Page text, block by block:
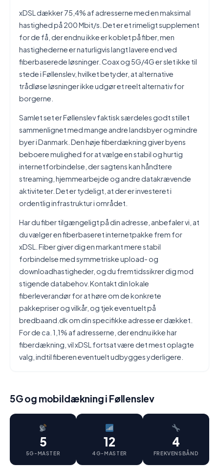
xDSL dækker 75,4% af adresserne med en maksimal
hastighed på 200 Mbit/s. Det er et rimeligt supplement
for de få, der endnu ikke er koblet på fiber, men
hastighederne er naturligvis langt lavere end ved
fiberbaserede løsninger. Coax og 5G/4G er slet ikke til
stede i Føllenslev, hvilket betyder, at alternative
trådløse løsninger ikke udgør et reelt alternativ for
borgerne.
Samlet set er Føllenslev faktisk særdeles godt stillet
sammenlignet med mange andre landsbyer og mindre
byer i Danmark. Den høje fiberdækning giver byens
beboere mulighed for at vælge en stabil og hurtig
internetforbindelse, der sagtens kan håndtere
streaming, hjemmearbejde og andre datakrævende
aktiviteter. Det er tydeligt, at der er investeret i
ordentlig infrastruktur i området.
Har du fiber tilgængeligt på din adresse, anbefaler vi, at
du vælger en fiberbaseret internetpakke frem for
xDSL. Fiber giver dig en markant mere stabil
forbindelse med symmetriske upload- og
downloadhastigheder, og du fremtidssikrer dig mod
stigende databehov. Kontakt din lokale
fiberleverandør for at høre om de konkrete
pakkepriser og vilkår, og tjek eventuelt på
bredbaand.dk om din specifikke adresse er dækket.
For de ca. 1,1% af adresserne, der endnu ikke har
fiberdækning, vil xDSL fortsat være det mest oplagte
valg, indtil fiberen eventuelt udbygges yderligere.
5G og mobildækning i Føllenslev
5
5G-MASTER
12
4G-MASTER
4
FREKVENSBÅND